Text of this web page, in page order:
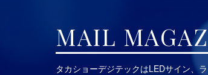
MAIL
タカショーデジテックはLEDサイン、